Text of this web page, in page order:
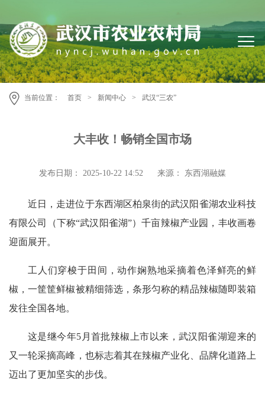
当前位置： 首页 > 新闻中心 > 武汉“三农”
大丰收！畅销全国市场
发布日期： 2025-10-22 14:52 来源： 东西湖融媒
近日，走进位于东西湖区柏泉街的武汉阳雀湖农业科技
有限公司（下称“武汉阳雀湖”）千亩辣椒产业园，丰收画卷
迎面展开。
工人们穿梭于田间，动作娴熟地采摘着色泽鲜亮的鲜
椒，一筐筐鲜椒被精细筛选，条形匀称的精品辣椒随即装箱
发往全国各地。
这是继今年5月首批辣椒上市以来， 武汉阳雀湖迎来的
又一轮采摘高峰，也标志着其在辣椒产业化、品牌化道路上
迈出了更加坚实的步伐。